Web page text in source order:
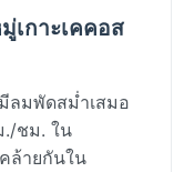
เกาะเคคอส
ลมพัดสม่ำเสมอ
./ชม. ใน
ล้ายกันใน